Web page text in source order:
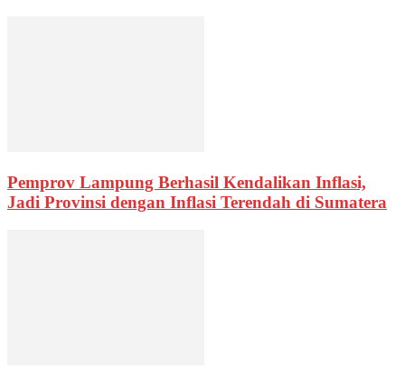
Pemprov Lampung Berhasil Kendalikan Inflasi,
Jadi Provinsi dengan Inflasi Terendah di Sumatera